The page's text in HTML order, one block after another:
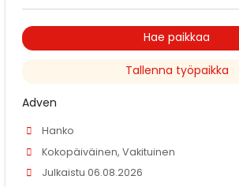
Hae paikkaa
Tallenna työpaikka
Adven
Hanko
Kokopäiväinen, Vakituinen
Julkaistu 06.08.2026